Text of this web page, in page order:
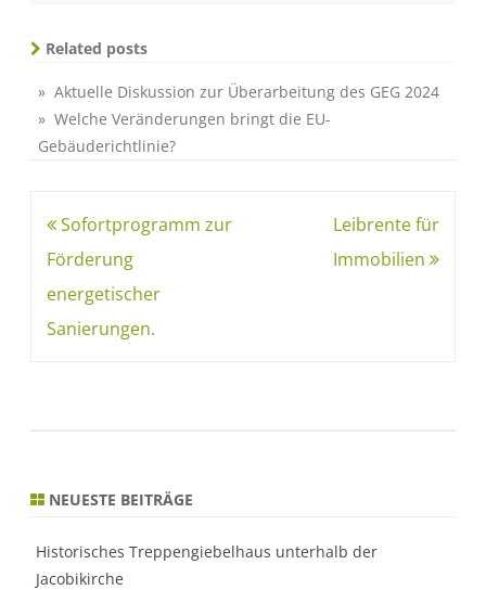
Related posts
» Aktuelle Diskussion zur Überarbeitung des GEG 2024
» Welche Veränderungen bringt die EU-
Gebäuderichtlinie?
Sofortprogramm zur
Förderung
energetischer
Sanierungen.
Leibrente für
Immobilien
NEUESTE BEITRÄGE
Historisches Treppengiebelhaus unterhalb der
Jacobikirche